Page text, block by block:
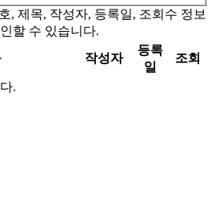
, 제목, 작성자, 등록일, 조회수 정보
할 수 있습니다.
작성자
등록
일
조회
.